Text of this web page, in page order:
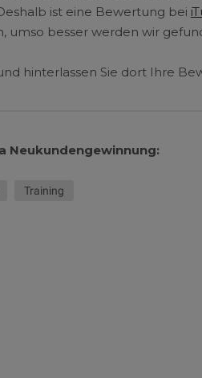
ist eine Bewertung bei
besser werden wir
hinterlassen Sie dort Ihre
Neukundengewinnung:
Training